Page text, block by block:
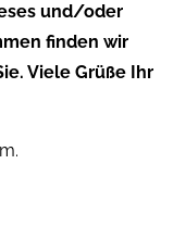
und/oder
finden wir
Viele Grüße Ihr